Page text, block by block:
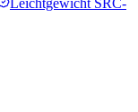
Leichtgewicht SRC-